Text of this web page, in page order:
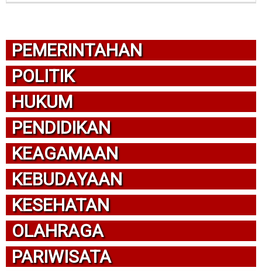
PEMERINTAHAN
POLITIK
HUKUM
PENDIDIKAN
KEAGAMAAN
KEBUDAYAAN
KESEHATAN
OLAHRAGA
PARIWISATA